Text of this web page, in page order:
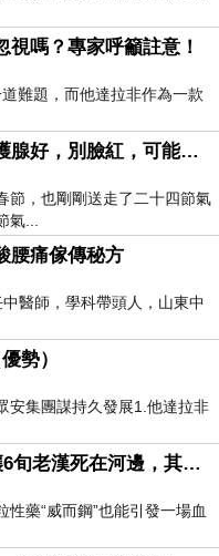
嗎？專家呼籲註意！
難題，而他達拉非作為一款
夫妻生活多久一次，對男人的攝護腺好，別臉紅，可能和你想的不同
節，也剛剛送走了二十四節氣
...
腰痛傢傳秘方
醫師，學科帶頭人，山東中
勢）
安集團謀持久發展1.他達拉非
回顧1粒“威而鋼”引發血案，竟讓6旬老漢死在河邊，其情人賠償13萬
藥“威而鋼”也能引發一場血